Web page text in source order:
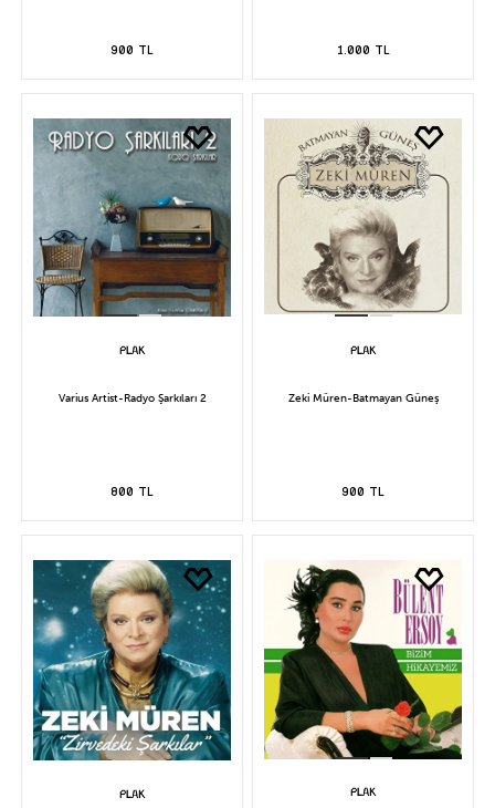
900 TL 1.000 TL
Varius Artist-Radyo Şarkıları 2
800 TL
Zeki Müren-Batmayan Güneş
900 TL